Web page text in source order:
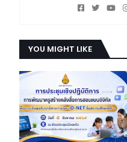
YOU MIGHT LIKE